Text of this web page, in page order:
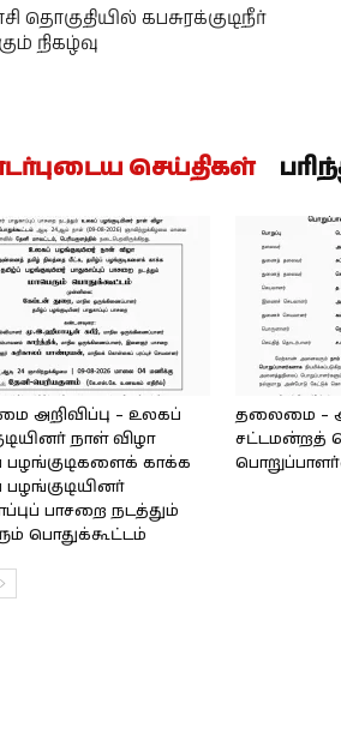
தொகுதியில் கபசுரக்குடிநீர்
நிகழ்வு
செய்திகள்
அறிவிப்பு – உலகப்
நாள் விழா
பழங்குடிகளைக் காக்க
பழங்குடியினர்
பாசறை நடத்தும்
பொதுக்கூட்டம்
தலைமை –
சட்டமன்றத்